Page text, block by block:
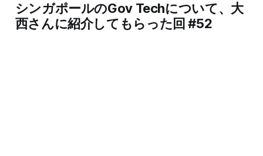
シンガポールのGov Techについて、大
西さんに紹介してもらった回 #52